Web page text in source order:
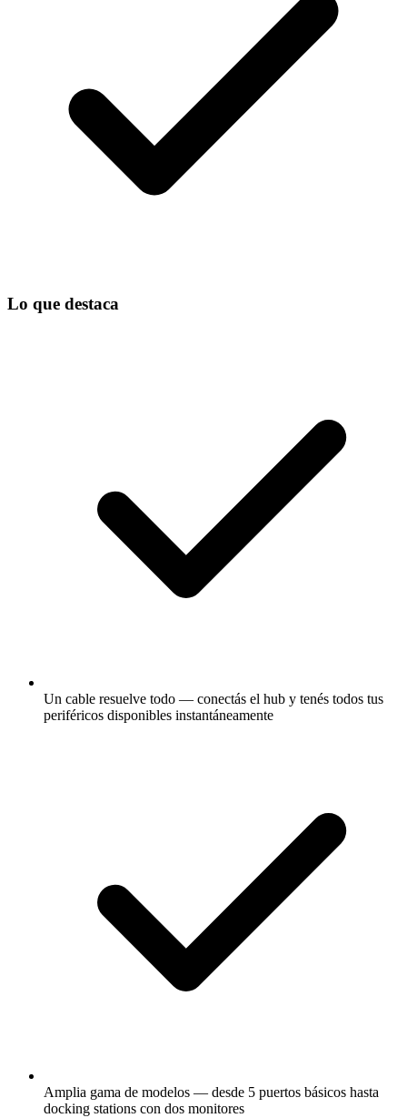
Lo que destaca
Un cable resuelve todo — conectás el hub y tenés todos tus
periféricos disponibles instantáneamente
Amplia gama de modelos — desde 5 puertos básicos hasta
docking stations con dos monitores